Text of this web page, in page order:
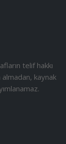
telif hakkı
almadan, kaynak